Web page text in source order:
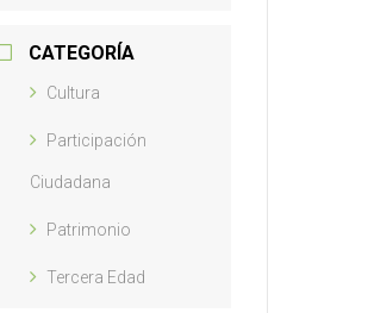
CATEGORÍA
Cultura
Participación
Ciudadana
Patrimonio
Tercera Edad